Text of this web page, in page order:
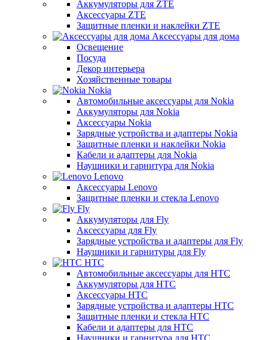
Аккумуляторы для ZTE
Аксессуары ZTE
Защитные пленки и наклейки ZTE
Аксессуары для дома
Освещение
Посуда
Декор интерьера
Хозяйственные товары
Nokia
Автомобильные аксессуары для Nokia
Аккумуляторы для Nokia
Аксессуары Nokia
Зарядные устройства и адаптеры Nokia
Защитные пленки и наклейки Nokia
Кабели и адаптеры для Nokia
Наушники и гарнитура для Nokia
Lenovo
Аксессуары Lenovo
Защитные пленки и стекла Lenovo
Fly
Аккумуляторы для Fly
Аксессуары для Fly
Зарядные устройства и адаптеры для Fly
Наушники и гарнитуры для Fly
HTC
Автомобильные аксессуары для HTC
Аккумуляторы для HTC
Аксессуары HTC
Зарядные устройства и адаптеры HTC
Защитные пленки и стекла HTC
Кабели и адаптеры для HTC
Наушники и гарнитура для HTC